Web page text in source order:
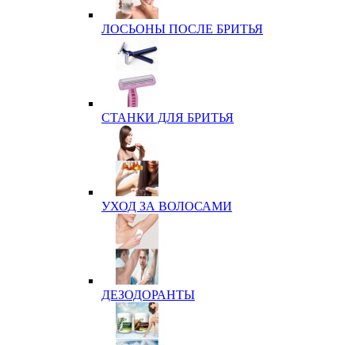
ЛОСЬОНЫ ПОСЛЕ БРИТЬЯ
СТАНКИ ДЛЯ БРИТЬЯ
УХОД ЗА ВОЛОСАМИ
ДЕЗОДОРАНТЫ